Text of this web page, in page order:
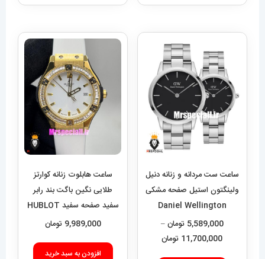
ساعت ست مردانه و زنانه دنیل
ولینگتون استیل صفحه مشکی
Daniel Wellington
020551
5,589,000 تومان–
11,700,000 تومانمحدوده
ساعت هابلوت زنانه کوارتز
طلایی نگین باگت بند رابر
سفید صفحه سفید HUBLOT
BIG BANG 020992
9,989,000 تومان
افزودن به سبد خرید